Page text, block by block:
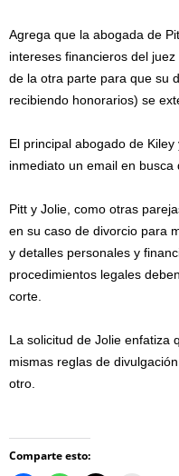
Agrega que la abogada de
intereses financieros del
de la otra parte para que su
recibiendo honorarios) se
El principal abogado de
inmediato un email en busca
Pitt y Jolie, como otras
en su caso de divorcio para
y detalles personales y
procedimientos legales
corte.
La solicitud de Jolie enfatiza
mismas reglas de
otro.
Comparte esto: